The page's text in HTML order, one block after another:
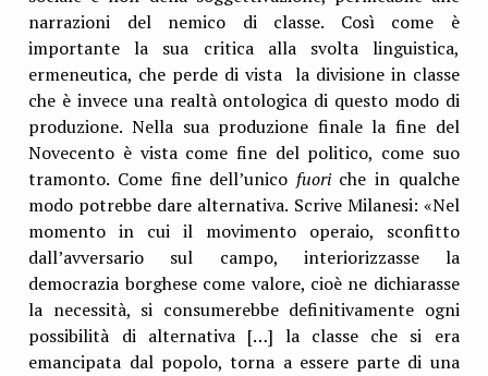
narrazioni del nemico di classe. Così come è
importante la sua critica alla svolta linguistica,
ermeneutica, che perde di vista la divisione in classe
che è invece una realtà ontologica di questo modo di
produzione. Nella sua produzione finale la fine del
Novecento è vista come fine del politico, come suo
tramonto. Come fine dell’unico fuoriche in qualche
modo potrebbe dare alternativa. Scrive Milanesi: «Nel
momento in cui il movimento operaio, sconfitto
dall’avversario sul campo, interiorizzasse la
democrazia borghese come valore, cioè ne dichiarasse
la necessità, si consumerebbe definitivamente ogni
possibilità di alternativa […] la classe che si era
emancipata dal popolo, torna a essere parte di una